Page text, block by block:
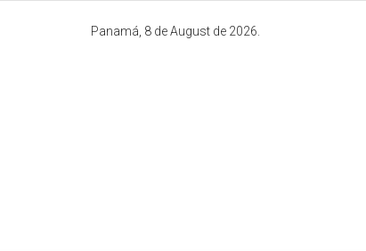
Panamá, 8 de August de 2026.